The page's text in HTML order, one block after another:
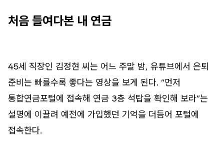
처음 들여다본 내 연금
45세 직장인 김정현 씨는 어느 주말 밤, 유튜브에서 은퇴
준비는 빠를수록 좋다는 영상을 보게 된다. “먼저
통합연금포털에 접속해 연금 3층 석탑을 확인해 보라”는
설명에 이끌려 예전에 가입했던 기억을 더듬어 포털에
접속한다.